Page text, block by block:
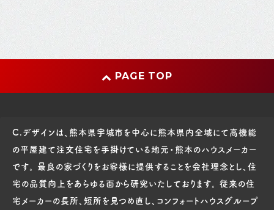
PAGE TOP
C.デザインは、熊本県宇城市を中心に熊本県内全域にて高機能
の平屋建て注文住宅を手掛けている地元・熊本のハウスメーカー
です。 最良の家づくりをお客様に提供することを会社理念とし、住
宅の品質向上をあらゆる面から研究いたしております。 従来の住
宅メーカーの長所、短所を見つめ直し、コンフォートハウスグループ